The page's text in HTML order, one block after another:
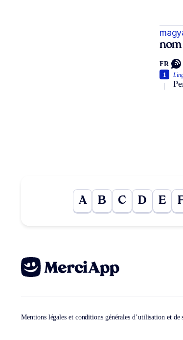
nom
FR
1
A B C D E
Mentions légales et conditions générales d’utilisation et de